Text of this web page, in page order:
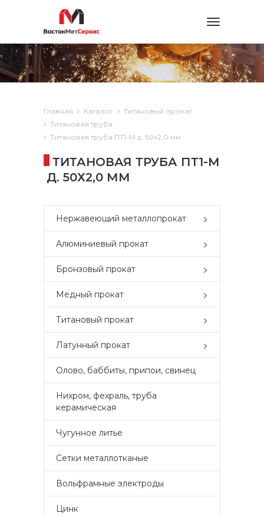
Toggle
Главная Каталог
Титановый прокат
Титановая труба
Титановая труба ПТ1-М д. 50х2,0 мм
ТИТАНОВАЯ ТРУБА ПТ1-М
Д. 50Х2,0 ММ
Нержавеющий металлопрокат
Алюминиевый прокат
Бронзовый прокат
Медный прокат
Титановый прокат
Латунный прокат
Олово, баббиты, припои, свинец
Нихром, фехраль, труба
керамическая
Чугунное литье
Сетки металлотканые
Вольфрамные электроды
Цинк